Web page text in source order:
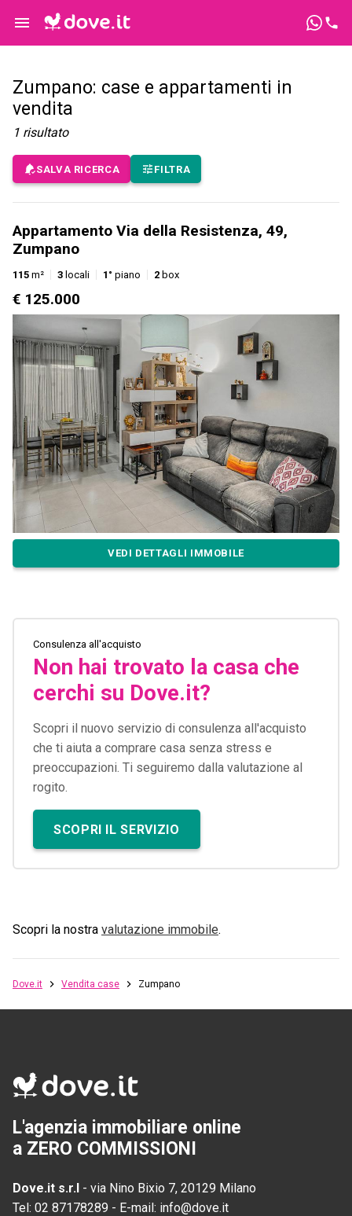
Zumpano: case e appartamenti in
vendita
1 risultato
SALVA RICERCA FILTRA
Appartamento Via della Resistenza, 49,
Zumpano
115 m² 3 locali 1° piano 2 box
€ 125.000
VEDI DETTAGLI IMMOBILE
Consulenza all'acquisto
Non hai trovato la casa che
cerchi su Dove.it?
Scopri il nuovo servizio di consulenza all'acquisto
che ti aiuta a comprare casa senza stress e
preoccupazioni. Ti seguiremo dalla valutazione al
rogito.
SCOPRI IL SERVIZIO
Scopri la nostra valutazione immobile.
Dove.it Vendita case Zumpano
L'agenzia immobiliare online
a ZERO COMMISSIONI
Dove.it s.r.l - via Nino Bixio 7, 20129 Milano
Tel: 02 87178289 - E-mail: info@dove.it